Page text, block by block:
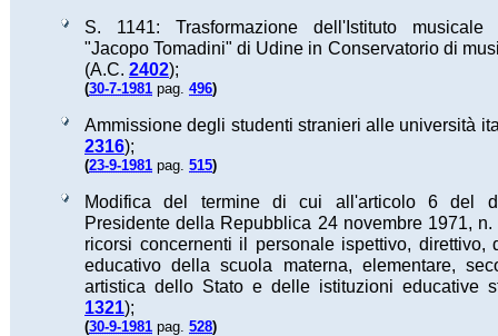
S. 1141: Trasformazione dell'Istituto musicale
"Jacopo Tomadini" di Udine in Conservatorio di
(A.C. 2402);
(30-7-1981 pag. 496)
Ammissione degli studenti stranieri alle università
2316);
(23-9-1981 pag. 515)
Modifica del termine di cui all'articolo 6 del
Presidente della Repubblica 24 novembre 1971,
ricorsi concernenti il personale ispettivo, direttivo,
educativo della scuola materna, elementare,
artistica dello Stato e delle istituzioni educative
1321);
(30-9-1981 pag. 528)